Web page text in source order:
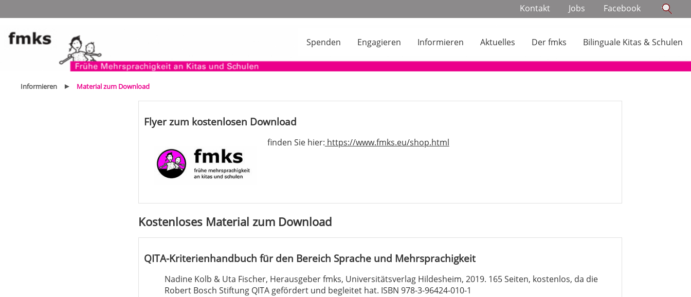
Navigation
überspringen
Kontakt Jobs Facebook
Navigation
überspringen
Spenden Engagieren Informieren Aktuelles Der fmks Bilinguale Kitas & Schulen
Informieren Material zum Download
Flyer zum kostenlosen Download
finden Sie hier: https://www.fmks.eu/shop.html
Kostenloses Material zum Download
QITA-Kriterienhandbuch für den Bereich Sprache und Mehrsprachigkeit
Nadine Kolb & Uta Fischer, Herausgeber fmks, Universitätsverlag Hildesheim, 2019. 165 Seiten, kostenlos, da die
Robert Bosch Stiftung QITA gefördert und begleitet hat. ISBN 978-3-96424-010-1